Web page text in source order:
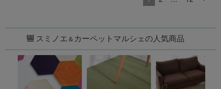
スミノエ＆ カーペットマルシェの人気商品